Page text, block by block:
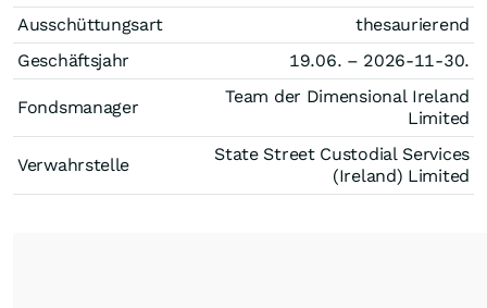
Ausschüttungsart
thesaurierend
Geschäftsjahr
19.06. – 2026-11-30.
Fondsmanager
Team der Dimensional Ireland
Limited
Verwahrstelle
State Street Custodial Services
(Ireland) Limited